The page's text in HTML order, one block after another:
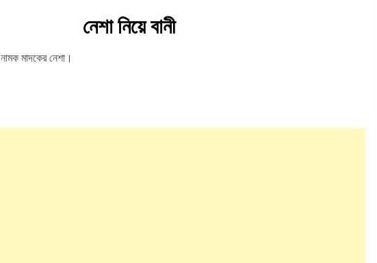
নেশা নিয়ে বানী
মাদকের নেশা।